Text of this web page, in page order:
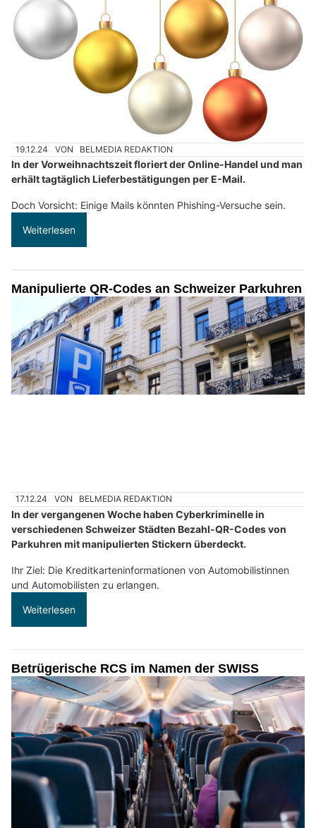
19.12.24 VON BELMEDIA REDAKTION
In der Vorweihnachtszeit floriert der Online-Handel und man
erhält tagtäglich Lieferbestätigungen per E-Mail.
Doch Vorsicht: Einige Mails könnten Phishing-Versuche sein.
Weiterlesen
Manipulierte QR-Codes an Schweizer Parkuhren
17.12.24 VON BELMEDIA REDAKTION
In der vergangenen Woche haben Cyberkriminelle in
verschiedenen Schweizer Städten Bezahl-QR-Codes von
Parkuhren mit manipulierten Stickern überdeckt.
Ihr Ziel: Die Kreditkarteninformationen von Automobilistinnen
und Automobilisten zu erlangen.
Weiterlesen
Betrügerische RCS im Namen der SWISS